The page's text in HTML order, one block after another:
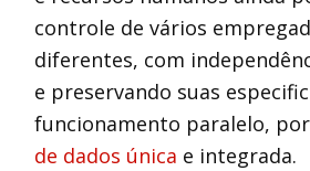
controle de vários
diferentes, com
e preservando suas
funcionamento paralelo,
de dados única e integrada.